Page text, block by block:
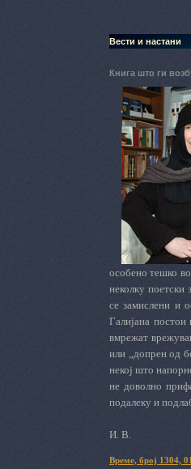
Вести и настани
Книга што ги
особено тешко
неколку поетски
се замислени и
Галијана постои
вмрежат
или „допрен од
некој што
не доволно
подалеку и
И. В.
Време, број 1304,